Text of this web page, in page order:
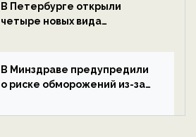
В Петербурге открыли
четыре новых вида
экологии на ECOportal
В Минздраве предупредили
о риске обморожений из-за
на ECOportal